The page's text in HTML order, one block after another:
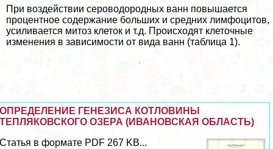
При воздействии сероводородных ванн повышается
процентное содержание больших и средних лимфоцитов,
усиливается митоз клеток и т.д. Происходят клеточные
изменения в зависимости от вида ванн (таблица 1).
ОПРЕДЕЛЕНИЕ ГЕНЕЗИСА КОТЛОВИНЫ
ТЕПЛЯКОВСКОГО ОЗЕРА (ИВАНОВСКАЯ ОБЛАСТЬ)
Статья в формате PDF 267 KB...